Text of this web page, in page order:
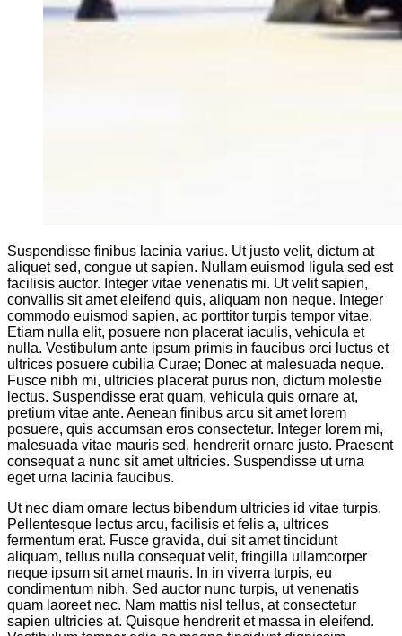
Suspendisse finibus lacinia varius. Ut justo velit, dictum at
aliquet sed, congue ut sapien. Nullam euismod ligula sed est
facilisis auctor. Integer vitae venenatis mi. Ut velit sapien,
convallis sit amet eleifend quis, aliquam non neque. Integer
commodo euismod sapien, ac porttitor turpis tempor vitae.
Etiam nulla elit, posuere non placerat iaculis, vehicula et
nulla. Vestibulum ante ipsum primis in faucibus orci luctus et
ultrices posuere cubilia Curae; Donec at malesuada neque.
Fusce nibh mi, ultricies placerat purus non, dictum molestie
lectus. Suspendisse erat quam, vehicula quis ornare at,
pretium vitae ante. Aenean finibus arcu sit amet lorem
posuere, quis accumsan eros consectetur. Integer lorem mi,
malesuada vitae mauris sed, hendrerit ornare justo. Praesent
consequat a nunc sit amet ultricies. Suspendisse ut urna
eget urna lacinia faucibus.
Ut nec diam ornare lectus bibendum ultricies id vitae turpis.
Pellentesque lectus arcu, facilisis et felis a, ultrices
fermentum erat. Fusce gravida, dui sit amet tincidunt
aliquam, tellus nulla consequat velit, fringilla ullamcorper
neque ipsum sit amet mauris. In in viverra turpis, eu
condimentum nibh. Sed auctor nunc turpis, ut venenatis
quam laoreet nec. Nam mattis nisl tellus, at consectetur
sapien ultricies at. Quisque hendrerit et massa in eleifend.